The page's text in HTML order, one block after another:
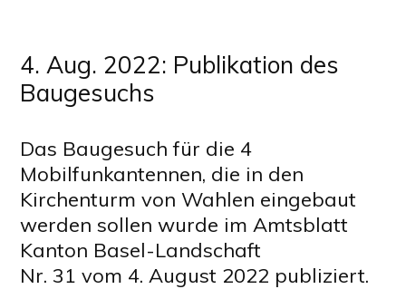
4. Aug. 2022: Publikation des
Baugesuchs
Das Baugesuch für die 4
Mobilfunkantennen, die in den
Kirchenturm von Wahlen eingebaut
werden sollen wurde im Amtsblatt
Kanton Basel-Landschaft
Nr. 31 vom 4. August 2022 publiziert.